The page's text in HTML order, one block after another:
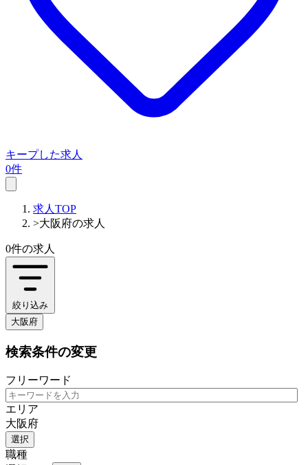
キープした求人
0件
求人TOP
>大阪府の求人
0件の求人
絞り込み
大阪府
検索条件の変更
フリーワード
エリア
大阪府
選択
職種